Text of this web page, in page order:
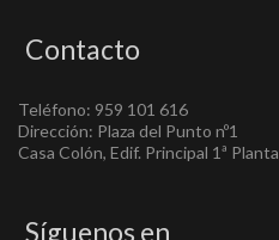
Contacto
Teléfono: 959 101 616
Dirección: Plaza del Punto nº1
Casa Colón, Edif. Principal 1ª
Síguenos en